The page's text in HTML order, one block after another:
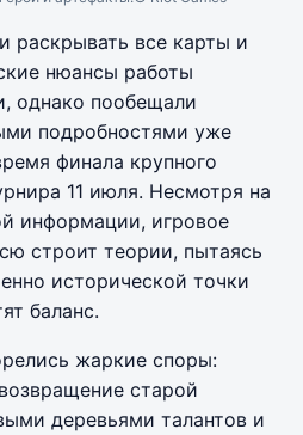
раскрывать все карты и
нюансы работы
однако пообещали
подробностями уже
финала крупного
11 июля. Несмотря на
информации, игровое
строит теории, пытаясь
исторической точки
баланс.
жаркие споры:
старой
деревьями талантов и